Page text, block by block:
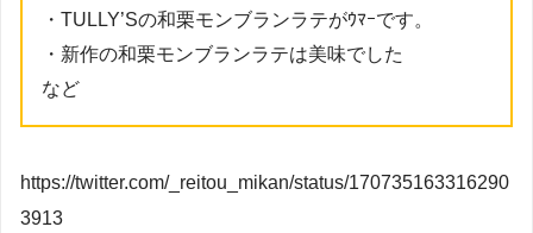
・TULLY’Sの和栗モンブランラテがｳﾏｰです。
・新作の和栗モンブランラテは美味でした
など
https://twitter.com/_reitou_mikan/status/170735163316290
3913